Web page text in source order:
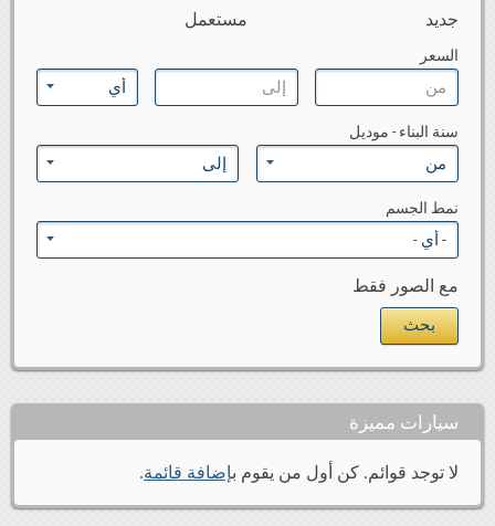
جديد مستعمل
السعر
سنة البناء - موديل
نمط الجسم
مع الصور فقط
سيارات مميزة
لا توجد قوائم. كن أول من يقوم بإضافة قائمة.